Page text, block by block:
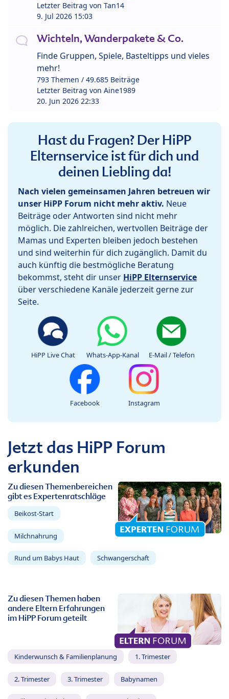
Letzter Beitrag von Tan14
9. Jul 2026 15:03
Wichteln, Wanderpakete & Co.
Finde Gruppen, Spiele, Basteltipps und vieles
mehr!
793 Themen / 49.685 Beiträge
Letzter Beitrag von Aine1989
20. Jun 2026 22:33
Hast du Fragen? Der HiPP
Elternservice ist für dich und
deinen Liebling da!
Nach vielen gemeinsamen Jahren betreuen wir
unser HiPP Forum nicht mehr aktiv. Neue
Beiträge oder Antworten sind nicht mehr
möglich. Die zahlreichen, wertvollen Beiträge der
Mamas und Experten bleiben jedoch bestehen
und sind weiterhin für dich zugänglich. Damit du
auch künftig die bestmögliche Beratung
bekommst, steht dir unser HiPP Elternservice
über verschiedene Kanäle jederzeit gerne zur
Seite.
HiPP Live Chat Whats-App-Kanal E-Mail / Telefon
Facebook Instagram
Jetzt das HiPP Forum
erkunden
Zu diesen Themenbereichen
gibt es Expertenratschläge
Beikost-Start
Milchnahrung
Rund um Babys Haut Schwangerschaft
Zu diesen Themen haben
andere Eltern Erfahrungen
im HiPP Forum geteilt
Kinderwunsch & Familienplanung 1. Trimester
2. Trimester 3. Trimester Babynamen